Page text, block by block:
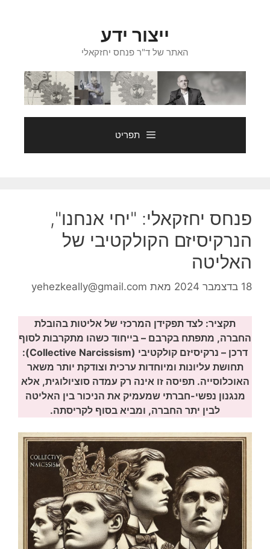
ייצור ידע
האתר של ד"ר פנחס יחזקאלי
תפריט
פנחס יחזקאלי: "יחי אנחנו",
הנרקיסיזם הקולקטיבי של
האליטה
18 בדצמבר 2024 מאת yehezkeally@gmail.com
תקציר: לצד תפקידן המרכזי של אליטות בהובלת
החברה, מתפתח בקרבם – בייחוד כשהו מתקרבות לסוף
דרכן – נרקיסיזם קולקטיבי (Collective Narcissism):
תחושת עליונות ומיוחדות ערכית וצודקת יותר משאר
האוכלוסייה. תפיסה זו אינה רק עמדה סוציולוגית, אלא
מנגנון נפשי-חברתי שמעמיק את הניכור בין האליטה
לבין יתר החברה, ומביא בסוף לקריסתה.